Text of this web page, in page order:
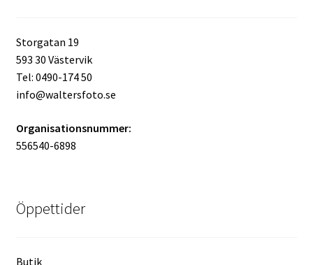
Storgatan 19
593 30 Västervik
Tel: 0490-174 50
info@waltersfoto.se
Organisationsnummer:
556540-6898
Öppettider
Butik